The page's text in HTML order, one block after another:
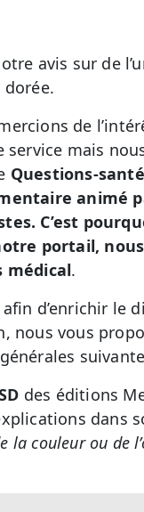
avis sur de
de
service mais
Questions-
animé
C’est
portail,
médical.
d’enrichir le
nous vous
des éditions
dans
la couleur ou de